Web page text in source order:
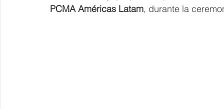
PCMA Américas Latam, durante la